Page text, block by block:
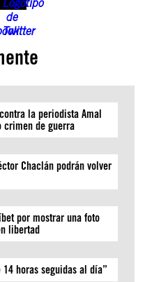
la periodista Amal
crimen de guerra
Chaclán podrán volver
por mostrar una foto
libertad
horas seguidas al día”